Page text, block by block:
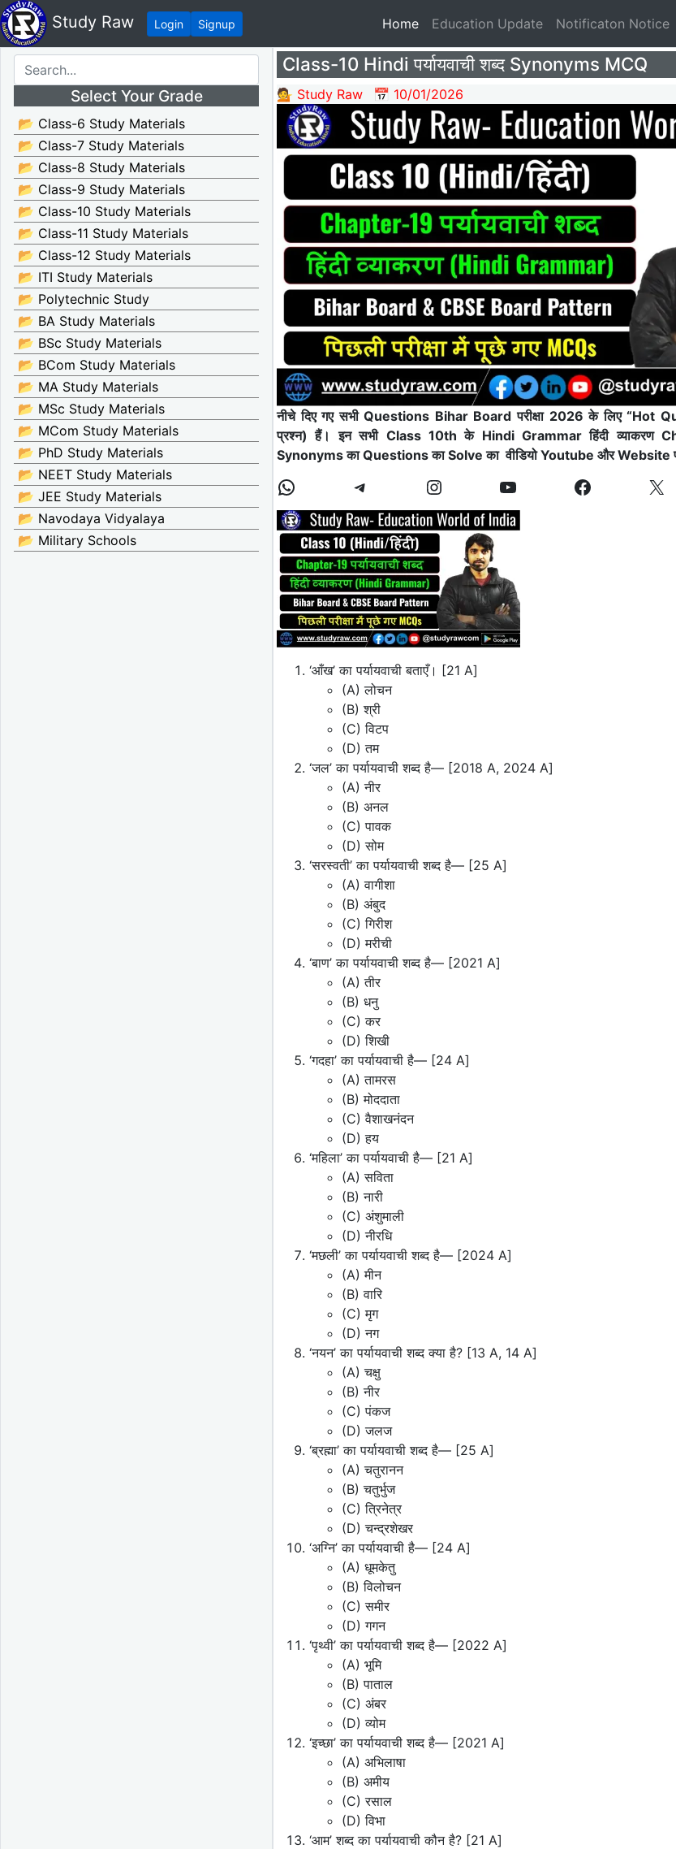
Study Raw Login Signup Home(current)
Education Update Notificaton Notice
Select Your Grade
📂 Class-6 Study Materials
📂 Class-7 Study Materials
📂 Class-8 Study Materials
📂 Class-9 Study Materials
📂 Class-10 Study Materials
📂 Class-11 Study Materials
📂 Class-12 Study Materials
📂 ITI Study Materials
📂 Polytechnic Study
📂 BA Study Materials
📂 BSc Study Materials
📂 BCom Study Materials
📂 MA Study Materials
📂 MSc Study Materials
📂 MCom Study Materials
📂 PhD Study Materials
📂 NEET Study Materials
📂 JEE Study Materials
📂 Navodaya Vidyalaya
📂 Military Schools
Class-10 Hindi पर्यायवाची शब्द Synonyms MCQ
💁 Study Raw 📅 10/01/2026
नीचे दिए गए सभी Questions Bihar Board परीक्षा 2026 के लिए “Hot
प्रश्न) हैं। इन सभी Class 10th के Hindi Grammar हिंदी व्याकरण
Synonyms का Questions का Solve का वीडियो Youtube और Website
‘आँख’ का पर्यायवाची बताएँ। [21 A]
(A) लोचन
(B) श्री
(C) विटप
(D) तम
‘जल’ का पर्यायवाची शब्द है— [2018 A, 2024 A]
(A) नीर
(B) अनल
(C) पावक
(D) सोम
‘सरस्वती’ का पर्यायवाची शब्द है— [25 A]
(A) वागीशा
(B) अंबुद
(C) गिरीश
(D) मरीची
‘बाण’ का पर्यायवाची शब्द है— [2021 A]
(A) तीर
(B) धनु
(C) कर
(D) शिखी
‘गदहा’ का पर्यायवाची है— [24 A]
(A) तामरस
(B) मोददाता
(C) वैशाखनंदन
(D) हय
‘महिला’ का पर्यायवाची है— [21 A]
(A) सविता
(B) नारी
(C) अंशुमाली
(D) नीरधि
‘मछली’ का पर्यायवाची शब्द है— [2024 A]
(A) मीन
(B) वारि
(C) मृग
(D) नग
‘नयन’ का पर्यायवाची शब्द क्या है? [13 A, 14 A]
(A) चक्षु
(B) नीर
(C) पंकज
(D) जलज
‘ब्रह्मा’ का पर्यायवाची शब्द है— [25 A]
(A) चतुरानन
(B) चतुर्भुज
(C) त्रिनेत्र
(D) चन्द्रशेखर
‘अग्नि’ का पर्यायवाची है— [24 A]
(A) धूमकेतु
(B) विलोचन
(C) समीर
(D) गगन
‘पृथ्वी’ का पर्यायवाची शब्द है— [2022 A]
(A) भूमि
(B) पाताल
(C) अंबर
(D) व्योम
‘इच्छा’ का पर्यायवाची शब्द है— [2021 A]
(A) अभिलाषा
(B) अमीय
(C) रसाल
(D) विभा
‘आम’ शब्द का पर्यायवाची कौन है? [21 A]